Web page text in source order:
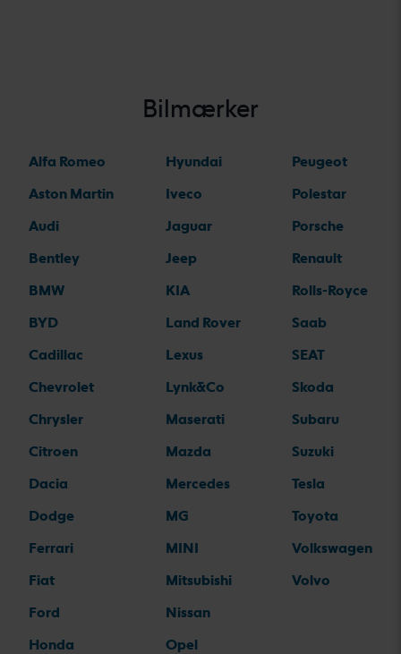
Bilmærker
Alfa Romeo
Aston Martin
Audi
Bentley
BMW
BYD
Cadillac
Chevrolet
Chrysler
Citroen
Dacia
Dodge
Ferrari
Fiat
Ford
Honda
Hyundai
Iveco
Jaguar
Jeep
KIA
Land Rover
Lexus
Lynk&Co
Maserati
Mazda
Mercedes
MG
MINI
Mitsubishi
Nissan
Opel
Peugeot
Polestar
Porsche
Renault
Rolls-Royce
Saab
SEAT
Skoda
Subaru
Suzuki
Tesla
Toyota
Volkswagen
Volvo